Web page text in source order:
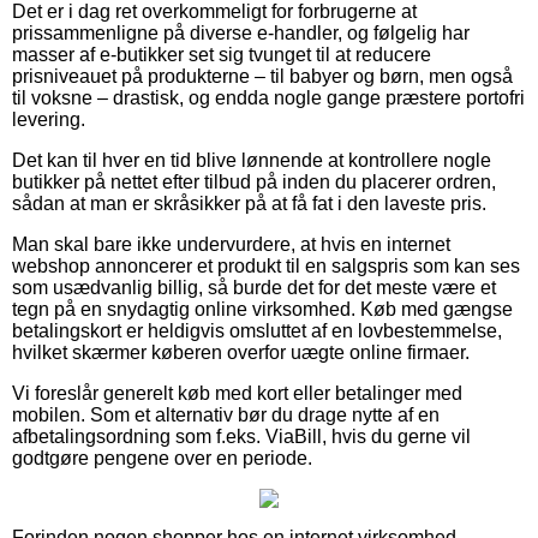
Det er i dag ret overkommeligt for forbrugerne at
prissammenligne på diverse e-handler, og følgelig har
masser af e-butikker set sig tvunget til at reducere
prisniveauet på produkterne – til babyer og børn, men også
til voksne – drastisk, og endda nogle gange præstere portofri
levering.
Det kan til hver en tid blive lønnende at kontrollere nogle
butikker på nettet efter tilbud på inden du placerer ordren,
sådan at man er skråsikker på at få fat i den laveste pris.
Man skal bare ikke undervurdere, at hvis en internet
webshop annoncerer et produkt til en salgspris som kan ses
som usædvanlig billig, så burde det for det meste være et
tegn på en snydagtig online virksomhed. Køb med gængse
betalingskort er heldigvis omsluttet af en lovbestemmelse,
hvilket skærmer køberen overfor uægte online firmaer.
Vi foreslår generelt køb med kort eller betalinger med
mobilen. Som et alternativ bør du drage nytte af en
afbetalingsordning som f.eks. ViaBill, hvis du gerne vil
godtgøre pengene over en periode.